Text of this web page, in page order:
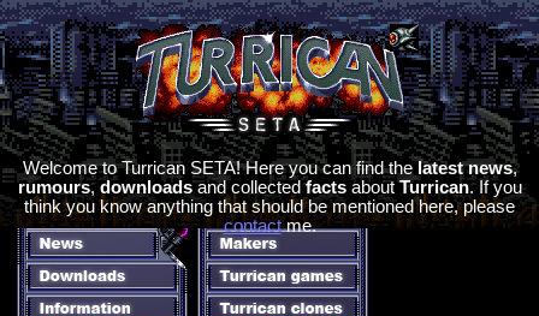
Welcome to Turrican SETA! Here you can find the latest news,
rumours,downloadsand collectedfactsaboutTurrican. If you
think you know anything that should be mentioned here, please
contactme.